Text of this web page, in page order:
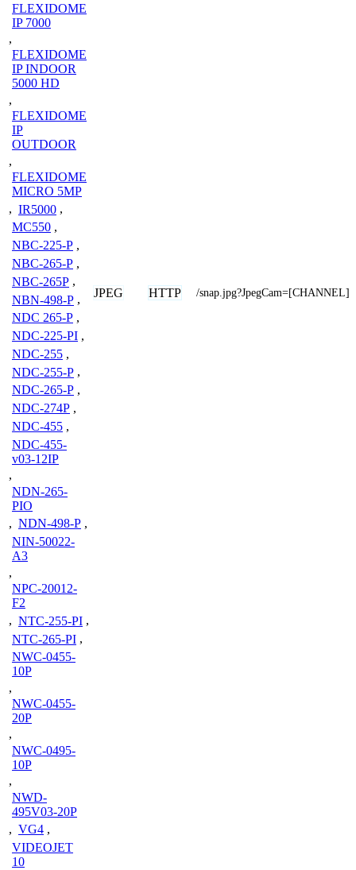
FLEXIDOME
IP 7000
,
FLEXIDOME
IP INDOOR
5000 HD
,
FLEXIDOME
IP
OUTDOOR
,
FLEXIDOME
MICRO 5MP
, IR5000 ,
MC550 ,
NBC-225-P ,
NBC-265-P ,
NBC-265P ,
NBN-498-P ,
NDC 265-P ,
NDC-225-PI ,
NDC-255 ,
NDC-255-P ,
NDC-265-P ,
NDC-274P ,
NDC-455 ,
NDC-455-
v03-12IP
,
NDN-265-
PIO
, NDN-498-P ,
NIN-50022-
A3
,
NPC-20012-
F2
, NTC-255-PI ,
NTC-265-PI ,
NWC-0455-
10P
,
NWC-0455-
20P
,
NWC-0495-
10P
,
NWD-
495V03-20P
, VG4 ,
VIDEOJET
10
JPEG HTTP /snap.jpg?JpegCam=[CHANNEL]